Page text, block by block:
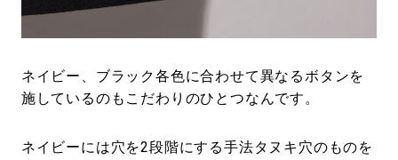
ネイビー、ブラック各色に合わせて異なるボタンを
施しているのもこだわりのひとつなんです。
ネイビーには穴を2段階にする手法タヌキ穴のものを